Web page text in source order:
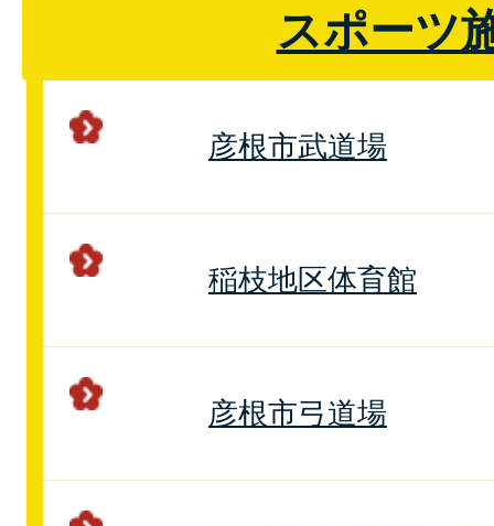
スポーツ
彦根市武道場
稲枝地区体育館
彦根市弓道場